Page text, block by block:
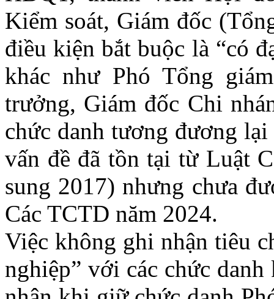
Kiểm soát, Giám đốc
điều kiện bắt buộc là “có
khác như Phó Tổng
trưởng, Giám đốc Chi
chức danh tương đương
vấn đề đã tồn tại từ Luật
sung 2017) nhưng chưa
Các TCTD năm 2024.
Việc không ghi nhận tiêu
nghiệp” với các chức